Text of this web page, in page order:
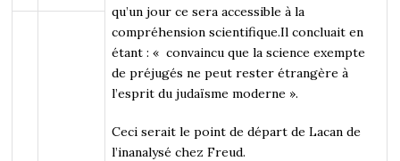
qu’un jour ce sera accessible à la
compréhension scientifique.Il concluait en
étant : « convaincu que la science exempte
de préjugés ne peut rester étrangère à
l’esprit du judaïsme moderne ».
Ceci serait le point de départ de Lacan de
l’inanalysé chez Freud.